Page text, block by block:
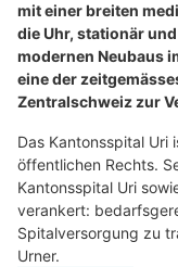
mit einer breiten
die Uhr, stationär
modernen Neubaus
eine der
Zentralschweiz zur
Das Kantonsspital Uri
öffentlichen Rechts.
Kantonsspital Uri
verankert:
Spitalversorgung zu
Urner.